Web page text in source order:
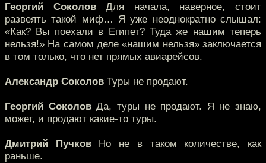
Георгий СоколовДля начала, наверное, стоит
развеять такой миф… Я уже неоднократно слышал:
«Как? Вы поехали в Египет? Туда же нашим теперь
нельзя!» На самом деле «нашим нельзя» заключается
в том только, что нет прямых авиарейсов.
Александр Соколов Туры не продают.
Георгий СоколовДа, туры не продают. Я не знаю,
может, и продают какие-то туры.
Дмитрий ПучковНо не в таком количестве, как
раньше.